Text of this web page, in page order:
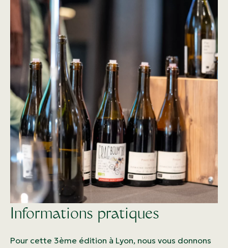
Informations pratiques
Pour cette 3ème édition à Lyon, nous vous donnons